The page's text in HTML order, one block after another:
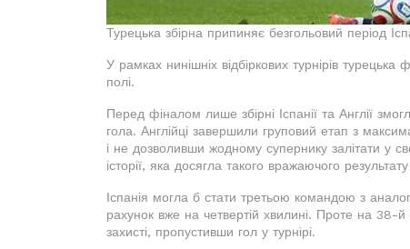
Турецька збірна припиняє безгольовий період
У рамках нинішніх відбіркових турнірів
полі.
Перед фіналом лише збірні Іспанії та Англії
гола. Англійці завершили груповий етап з
і не дозволивши жодному супернику залітати у
історії, яка досягла такого вражаючого
Іспанія могла б стати третьою командою з
рахунок вже на четвертій хвилині. Проте на
захисті, пропустивши гол у турнірі.